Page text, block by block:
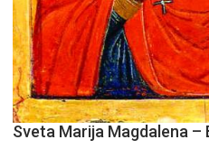
Sveta Marija Magdalena –